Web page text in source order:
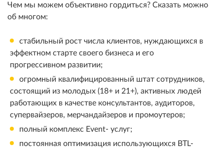
Чем мы можем объективно гордиться? Сказать можно
об многом:
стабильный рост числа клиентов, нуждающихся в
эффектном старте своего бизнеса и его
прогрессивном развитии;
огромный квалифицированный штат сотрудников,
состоящий из молодых (18+ и 21+), активных людей
работающих в качестве консультантов, аудиторов,
супервайзеров, мерчандайзеров и промоутеров;
полный комплекс Event- услуг;
постоянная оптимизация использующихся BTL-